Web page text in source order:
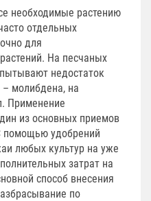
необходимые растению
отдельных
для
На песчаных
недостаток
молибдена, на
Применение
из основных приемов
помощью удобрений
любых культур на уже
затрат на
способ внесения
по